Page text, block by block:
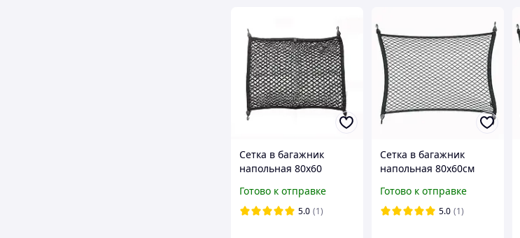
Сетка в багажник
напольная 80х60
фиксации багажа
Elegant EL 100 675
Готово к отправке
5.0 (1)
Сетка в багажник
напольная 80х60см
фиксации багажа
Elegant EL 100 674
Готово к отправке
5.0 (1)